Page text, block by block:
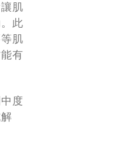
肌
此
肌
有
度